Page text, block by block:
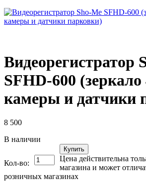
Видеорегистратор
SFHD-600
камеры и датчики
8 500
В наличии
Кол-во:
Купить
Цена действительна
магазина и может
розничных магазинах